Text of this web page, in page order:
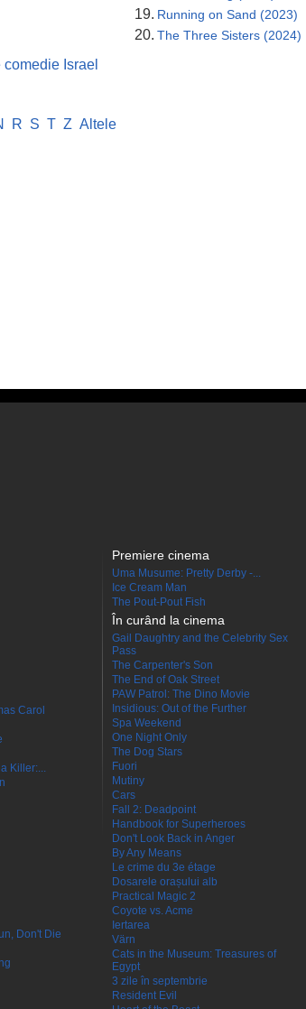
19. Running on Sand (2023)
20. The Three Sisters (2024)
Israel
R S T Z Altele
Carol
Killer:...
Don't Die
Premiere cinema
Uma Musume: Pretty Derby -...
Ice Cream Man
The Pout-Pout Fish
În curând la cinema
Gail Daughtry and the Celebrity Sex
Pass
The Carpenter's Son
The End of Oak Street
PAW Patrol: The Dino Movie
Insidious: Out of the Further
Spa Weekend
One Night Only
The Dog Stars
Fuori
Mutiny
Cars
Fall 2: Deadpoint
Handbook for Superheroes
Don't Look Back in Anger
By Any Means
Le crime du 3e étage
Dosarele orașului alb
Practical Magic 2
Coyote vs. Acme
Iertarea
Värn
Cats in the Museum: Treasures of
Egypt
3 zile în septembrie
Resident Evil